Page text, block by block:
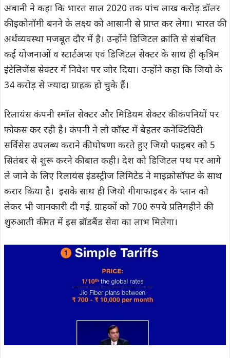
अंबानी ने कहा कि भारत साल 2020 तक पांच लाख करोड़ डॉलर
की इकोनॉमी बनने के लक्ष्य को आसानी से प्राप्त कर लेगा। भारत की
अर्थव्यवस्था मजबूत दौर में है। उन्होंने डिजिटल क्रांति से संबंधित
कई योजनाओं व स्टार्टअप्स एवं डिजिटल सेक्टर के साथ ही कृत्रिम
इंटेलिजेंस सेक्टर में निवेश पर जोर दिया। उन्होंने कहा कि जियो के
34 करोड़ से ज्यादा ग्राहक हो चुके हैं।
रिलायंस कंपनी स्मॉल सेक्टर और मिडियम सेक्टर की कंपनियों पर
फोकस कर रही है। कंपनी ने लो कॉस्ट में बेहतर कनेक्टिविटी
सर्विसेस उपलब्ध कराने की घोषणा करते हुए जियो फाइबर को 5
सितंबर से शुरू करने की बात कही। देश को डिजिटल पथ पर आगे
ले जाने के लिए रिलायंस इंडस्ट्रीज लिमिटेड ने माइक्रोसॉफ्ट के साथ
करार किया है। इसके साथ ही जियो गीगाफाइबर के प्लान को
लेकर भी जानकारी दी गई. ग्राहकों को 700 रुपये प्रतिमहीने की
शुरुआती कीमत में इस ब्रॉडबैंड सेवा का लाभ मिलेगा।